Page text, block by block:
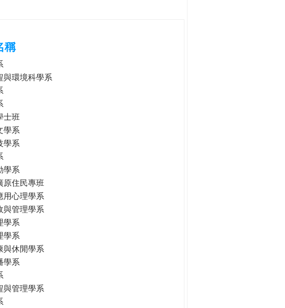
稱
與環境科學系
士班
學系
學系
學系
原住民專班
用心理學系
與管理學系
學系
學系
與休閒學系
學系
與管理學系